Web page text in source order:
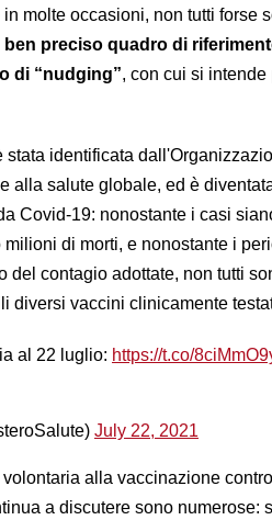
molte occasioni, non tutti forse
preciso quadro di
di “nudging”, con cui si intende
stata identificata
alla salute globale, ed è
Covid-19: nonostante i casi
milioni di morti, e nonostante i
del contagio adottate, non tutti
diversi vaccini clinicamente
al 22 luglio: https://t.co/
July 22, 2021
alla vaccinazione
a discutere sono numerose: